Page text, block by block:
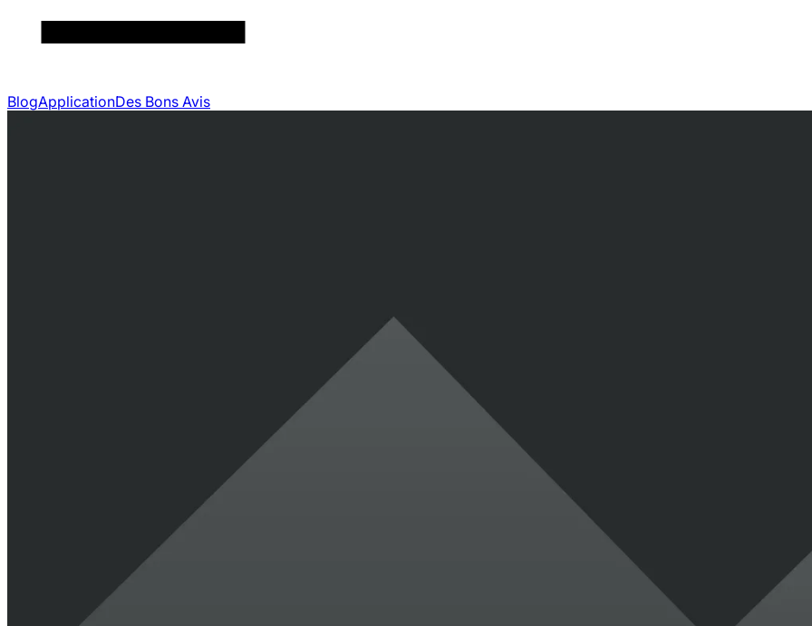
BlogApplicationDes Bons Avis